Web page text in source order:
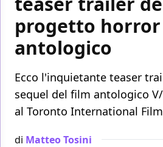
progetto horror
antologico
Ecco l'inquietante teaser
sequel del film antologico
al Toronto International Film
di Matteo Tosini